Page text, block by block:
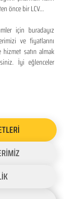
önce bir LCV...
için buradayız
ve fiyatlarını
satın almak
İyi eğlenceler